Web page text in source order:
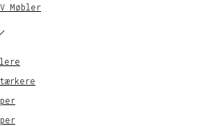
Møbler